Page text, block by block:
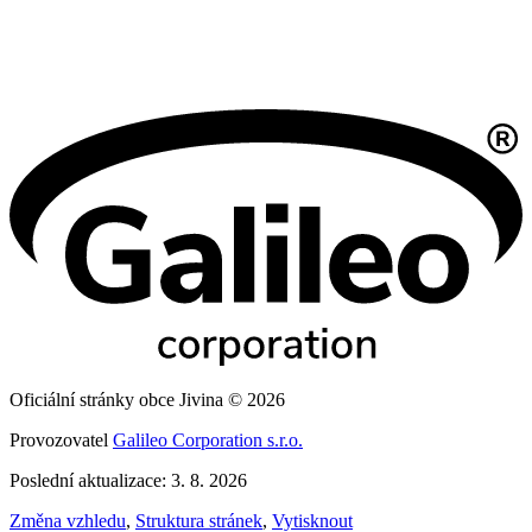
Oficiální stránky obce Jivina © 2026
Provozovatel Galileo Corporation s.r.o.
Poslední aktualizace: 3. 8. 2026
Změna vzhledu, Struktura stránek, Vytisknout